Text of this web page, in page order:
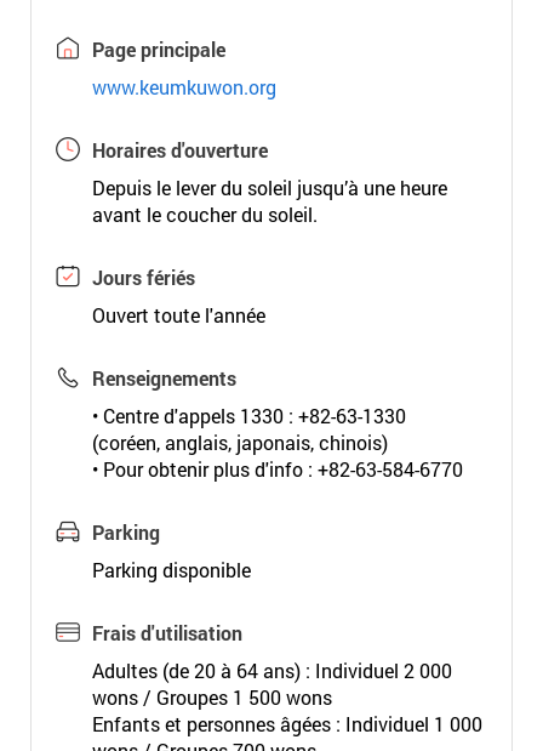
Page principale
www.keumkuwon.org
Horaires d'ouverture
Depuis le lever du soleil jusqu’à une heure
avant le coucher du soleil.
Jours fériés
Ouvert toute l'année
Renseignements
• Centre d'appels 1330 : +82-63-1330
(coréen, anglais, japonais, chinois)
• Pour obtenir plus d'info : +82-63-584-6770
Parking
Parking disponible
Frais d'utilisation
Adultes (de 20 à 64 ans) : Individuel 2 000
wons / Groupes 1 500 wons
Enfants et personnes âgées : Individuel 1 000